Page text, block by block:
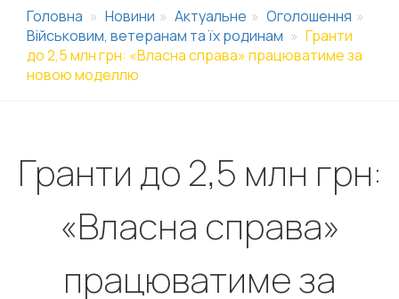
X
Головна Новини Актуальне
Оголошення
Військовим, ветеранам та їх родинам
Гранти
до 2,5 млн грн: «Власна справа» працюватиме за
новою моделлю
Гранти до 2,5 млн грн:
«Власна справа»
працюватиме за